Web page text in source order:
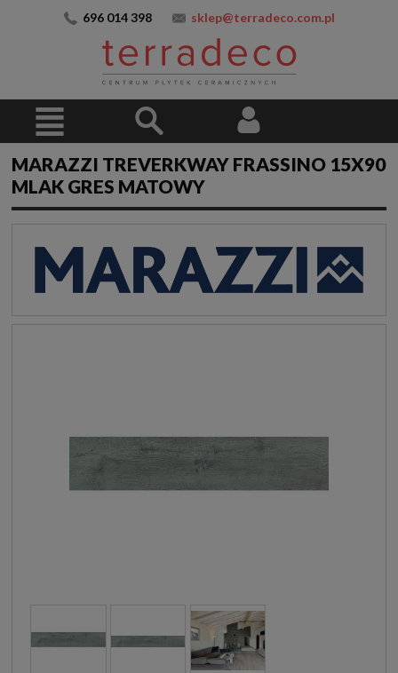
696 014 398 sklep@terradeco.com.pl
MARAZZI TREVERKWAY FRASSINO 15X90
MLAK GRES MATOWY